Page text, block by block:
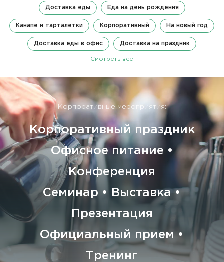
Доставка еды Еда на день рождения
Канапе и тарталетки Корпоративный На новый год
Доставка еды в офис Доставка на праздник
Смотреть все
Корпоративные мероприятия:
Корпоративный праздник
Офисное питание •
Конференция
Семинар • Выставка •
Презентация
Официальный прием •
Тренинг